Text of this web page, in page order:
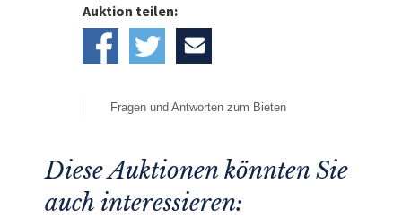
Auktion teilen:
Fragen und Antworten zum Bieten
Diese Auktionen könnten Sie
auch interessieren: